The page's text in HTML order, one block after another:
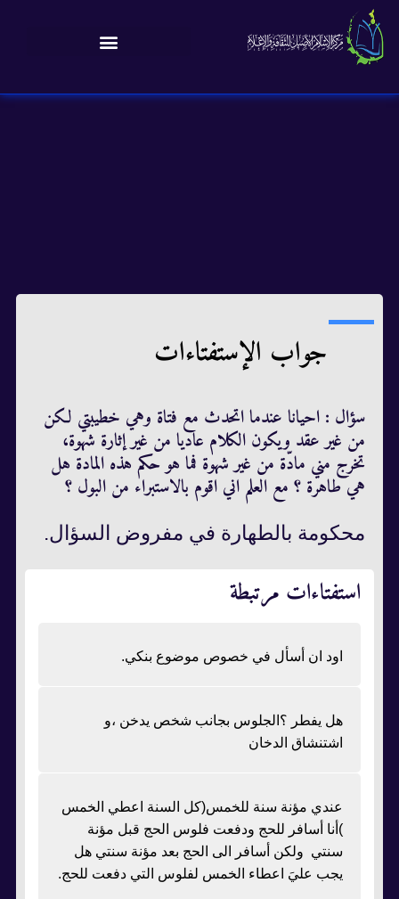
جواب الإستفتاءات
سؤال : احيانا عندما اتحدث مع فتاة وهي خطيبتي لكن
من غير عقد ويكون الكلام عاديا من غير إثارة شهوة،
تخرج مني مادّة من غير شهوة فما هو حكم هذه المادة هل
هي طاهرة ؟ مع العلم اني اقوم بالاستبراء من البول ؟
محكومة بالطهارة في مفروض السؤال.
استفتاءات مرتبطة
اود ان أسأل في خصوص موضوع بنكي.
هل يفطر ؟الجلوس بجانب شخص يدخن ،و
اشتنشاق الدخان
عندي مؤنة سنة للخمس(كل السنة اعطي الخمس
)أنا أسافر للحج ودفعت فلوس الحج قبل مؤنة
سنتي ولكن أسافر الى الحج بعد مؤنة سنتي هل
يجب عليَ اعطاء الخمس لفلوس التي دفعت للحج.